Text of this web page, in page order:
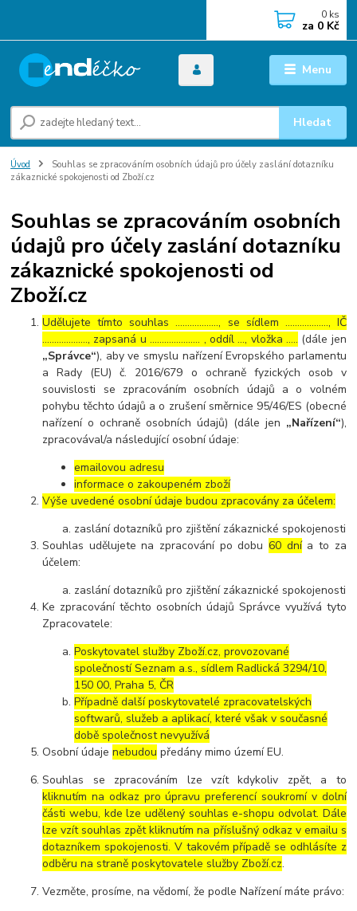
Menu
Hledat
0 ks
za 0 Kč
Úvod
Souhlas se zpracováním osobních údajů pro účely zaslání dotazníku
zákaznické spokojenosti od Zboží.cz
Souhlas se zpracováním osobních
údajů pro účely zaslání dotazníku
zákaznické spokojenosti od
Zboží.cz
Udělujete tímto souhlas ……………..., se sídlem ………………, IČ
………………., zapsaná u ………………… , oddíl …, vložka ….. (dále jen
„Správce“), aby ve smyslu nařízení Evropského parlamentu
a Rady (EU) č. 2016/679 o ochraně fyzických osob v
souvislosti se zpracováním osobních údajů a o volném
pohybu těchto údajů a o zrušení směrnice 95/46/ES (obecné
nařízení o ochraně osobních údajů) (dále jen „Nařízení“),
zpracovával/a následující osobní údaje:
emailovou adresu
informace o zakoupeném zboží
Výše uvedené osobní údaje budou zpracovány za účelem:
zaslání dotazníků pro zjištění zákaznické spokojenosti
Souhlas udělujete na zpracování po dobu60 dnía to za
účelem:
zaslání dotazníků pro zjištění zákaznické spokojenosti
Ke zpracování těchto osobních údajů Správce využívá tyto
Zpracovatele:
Poskytovatel služby Zboží.cz, provozované
společností Seznam a.s., sídlem Radlická 3294/10,
150 00, Praha 5, ČR
Případně další poskytovatelé zpracovatelských
softwarů, služeb a aplikací, které však v současné
době společnost nevyužívá
Osobní údajenebudou předány mimo území EU.
Souhlas se zpracováním lze vzít kdykoliv zpět, a to
kliknutím na odkaz pro úpravu preferencí soukromí v dolní
části webu, kde lze udělený souhlas e-shopu odvolat. Dále
lze vzít souhlas zpět kliknutím na příslušný odkaz v emailu s
dotazníkem spokojenosti. V takovém případě se odhlásíte z
odběru na straně poskytovatele služby Zboží.cz.
Vezměte, prosíme, na vědomí, že podle Nařízení máte právo: